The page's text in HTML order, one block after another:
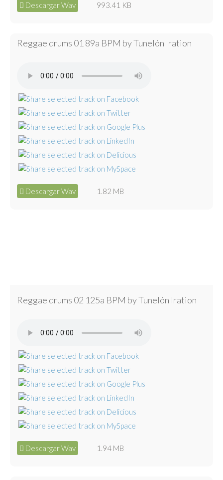
Descargar Wav 993.41 KB
Reggae drums 01 89a BPM by Tunelón Iration
Descargar Wav 1.82 MB
Reggae drums 02 125a BPM by Tunelón Iration
Descargar Wav 1.94 MB